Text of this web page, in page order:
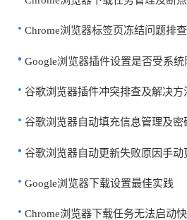
Chrome浏览器标签页冻结问题排
Google浏览器插件设置是否受系统
谷歌浏览器插件冲突排查及解决方
谷歌浏览器自动填充信息管理及密
谷歌浏览器自动更新失败原因手动
Google浏览器下载设置最佳实践
Chrome浏览器下载任务无法启动